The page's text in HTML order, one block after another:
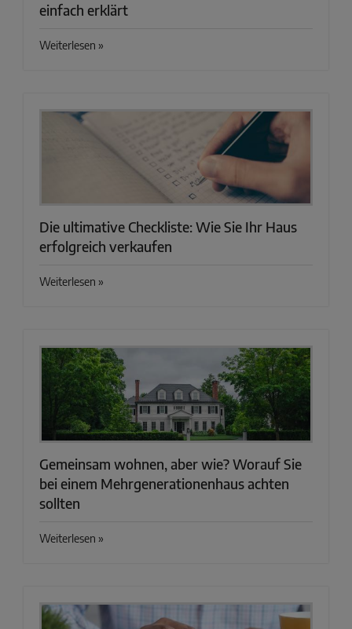
einfach erklärt
Weiterlesen »
Die ultimative Checkliste: Wie Sie Ihr Haus
erfolgreich verkaufen
Weiterlesen »
Gemeinsam wohnen, aber wie? Worauf Sie
bei einem Mehrgenerationenhaus achten
sollten
Weiterlesen »